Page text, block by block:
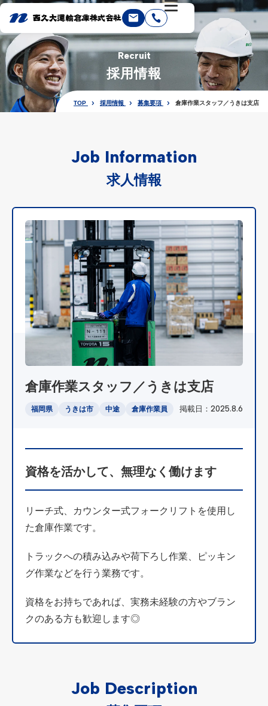
Recruit
採用情報
TOP 採用情報 募集要項 倉庫作業スタッフ／うきは支店
Job Information
求人情報
倉庫作業スタッフ／うきは支店
福岡県 うきは市 中途 倉庫作業員 掲載日：2025.8.6
資格を活かして、無理なく働けます
リーチ式、カウンター式フォークリフトを使用し
た倉庫作業です。
トラックへの積み込みや荷下ろし作業、ピッキン
グ作業などを行う業務です。
資格をお持ちであれば、実務未経験の方やブラン
クのある方も歓迎します◎
Job Description